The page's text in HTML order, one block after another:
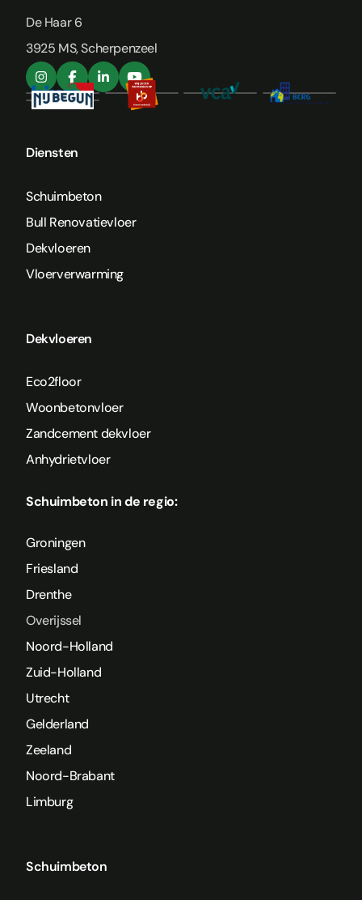
De Haar 6
3925 MS, Scherpenzeel
Diensten
Schuimbeton
Bull Renovatievloer
Dekvloeren
Vloerverwarming
Dekvloeren
Eco2floor
Woonbetonvloer
Zandcement dekvloer
Anhydrietvloer
Schuimbeton in de regio:
Groningen
Friesland
Drenthe
Overijssel
Noord-Holland
Zuid-Holland
Utrecht
Gelderland
Zeeland
Noord-Brabant
Limburg
Schuimbeton